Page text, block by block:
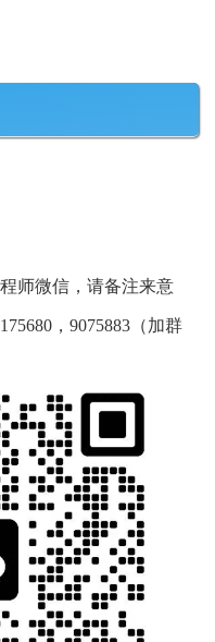
师微信，请备注来意
，9075883（加群